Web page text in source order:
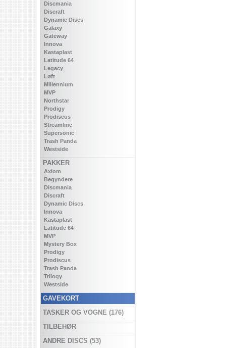
Discmania
Discraft
Dynamic Discs
Galaxy
Gateway
Innova
Kastaplast
Latitude 64
Legacy
Løft
Millennium
MVP
Northstar
Prodigy
Prodiscus
Streamline
Supersonic
Trash Panda
Westside
PAKKER
Axiom
Begyndere
Discmania
Discraft
Dynamic Discs
Innova
Kastaplast
Latitude 64
MVP
Mystery Box
Prodigy
Prodiscus
Trash Panda
Trilogy
Westside
GAVEKORT
TASKER OG VOGNE (176)
TILBEHØR
ANDRE DISCS (53)